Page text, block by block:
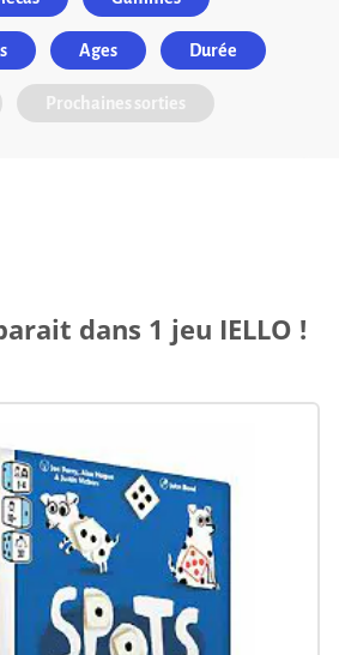
Ages Durée
Prochaines sorties
dans 1 jeu IELLO !